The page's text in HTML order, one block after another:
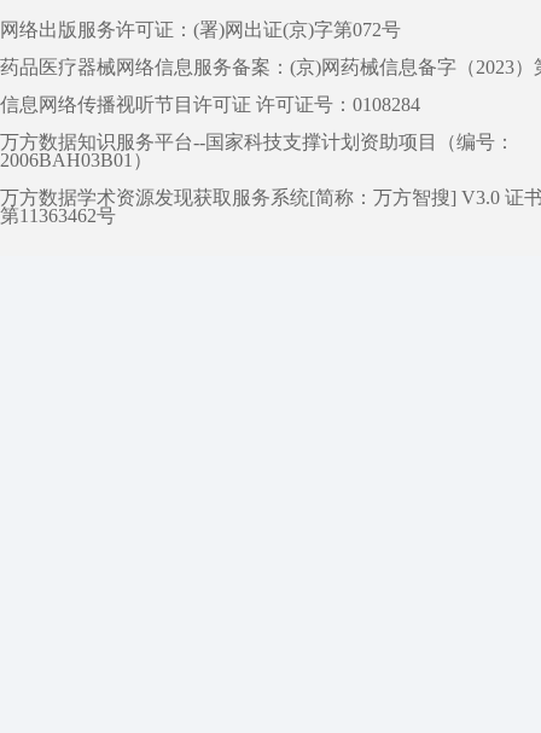
网络出版服务许可证：(署)网出证(京)字第072号
药品医疗器械网络信息服务备案：(京)网药械信息备字（2023）
信息网络传播视听节目许可证 许可证号：0108284
万方数据知识服务平台--国家科技支撑计划资助项目（编号：
2006BAH03B01）
万方数据学术资源发现获取服务系统[简称：万方智搜] V3.0 证
第11363462号